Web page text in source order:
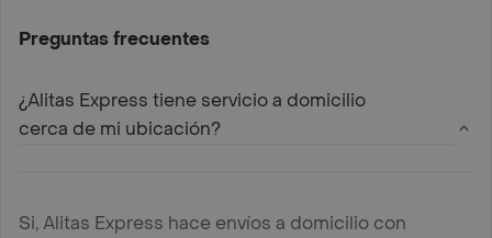
Preguntas frecuentes
¿Alitas Express tiene servicio a domicilio
cerca de mi ubicación?
Si, Alitas Express hace envíos a domicilio con